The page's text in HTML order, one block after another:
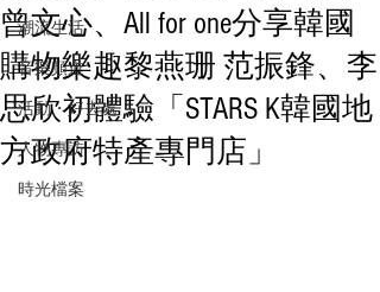
潮流生活
音樂頻道
活動・好去處
人物專訪
時光檔案
曾文心、All for one分享韓國
購物樂趣黎燕珊 范振鋒、李
思欣初體驗「STARS K韓國地
方政府特產專門店」